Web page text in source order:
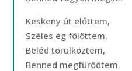
Keskeny út előttem,
Széles ég fölöttem,
Beléd törülköztem,
Benned megfürödtem.